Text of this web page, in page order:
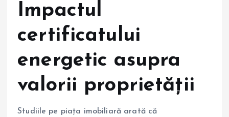
Impactul
certificatului
energetic asupra
valorii proprietății
Studiile pe piața imobiliară arată că